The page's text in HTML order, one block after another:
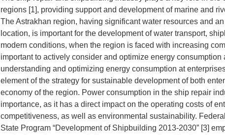
regions [1], providing support and development of marine and
The Astrakhan region, having significant water resources and
location, is important for the development of water transport,
modern conditions, when the region is faced with increasing
important to actively consider and optimize energy consumption
understanding and optimizing energy consumption at
element of the strategy for sustainable development of both
economy of the region. Power consumption in the ship repair
importance, as it has a direct impact on the operating costs of
competitiveness, as well as environmental sustainability.
State Program “Development of Shipbuilding 2013-2030” [3]